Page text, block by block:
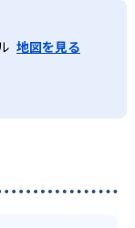
形式で個別指
、適度な緊張
学習環境の提
成まで、つま
で指導を行
おり、学習相
いる。
したい人
い
向け
いのか」「苦
ている。以
中学校
中学校 -
地図を見る